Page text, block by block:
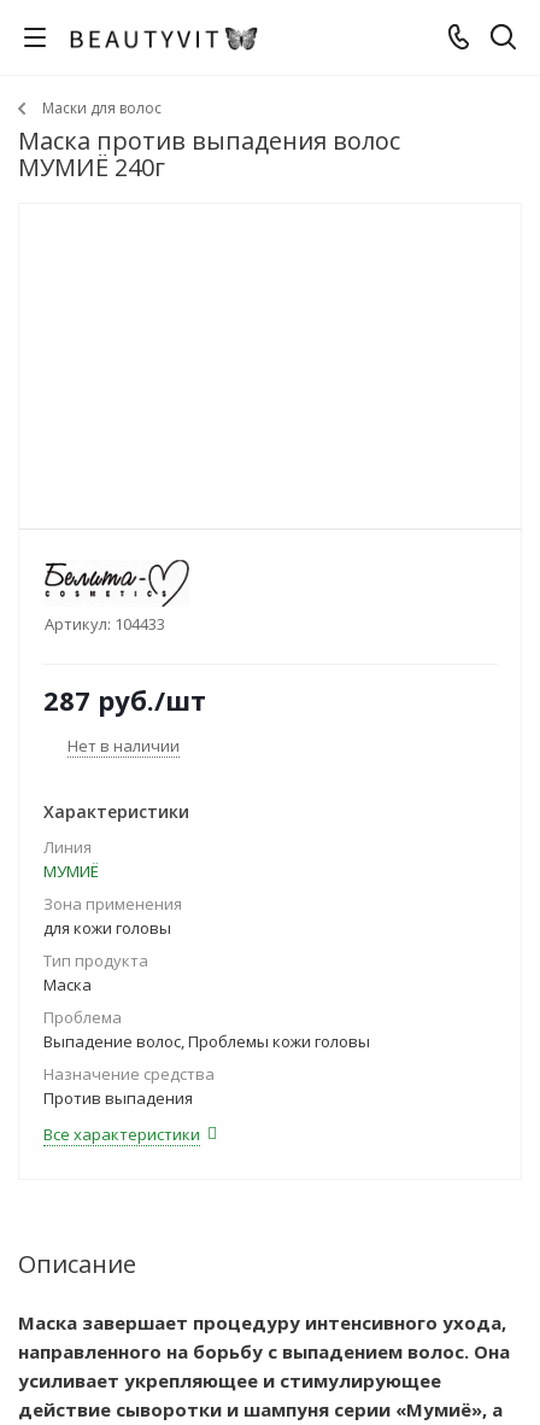
Маски для волос
Маска против выпадения волос
МУМИЁ 240г
Артикул: 104433
287 руб./шт
Нет в наличии
Характеристики
Линия
МУМИЁ
Зона применения
для кожи головы
Тип продукта
Маска
Проблема
Выпадение волос, Проблемы кожи головы
Назначение средства
Против выпадения
Все характеристики
Описание
Маска завершает процедуру интенсивного ухода,
направленного на борьбу с выпадением волос. Она
усиливает укрепляющее и стимулирующее
действие сыворотки и шампуня серии «Мумиё», а